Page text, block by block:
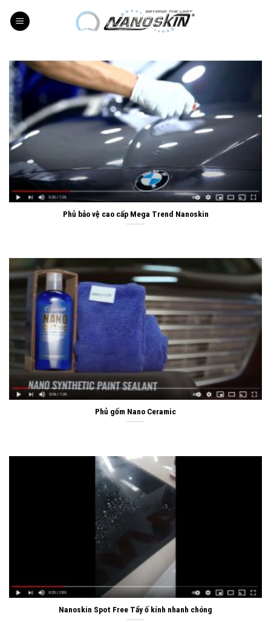
Phủ bảo vệ cao cấp Mega Trend Nanoskin
Phủ gốm Nano Ceramic
Nanoskin Spot Free Tẩy ố kính nhanh chóng